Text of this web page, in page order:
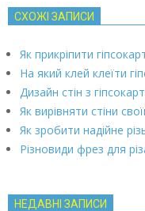
СХОЖІ ЗАПИСИ
Як прикріпити
На який клей клеїти
Дизайн стін з
Як вирівняти стіни
Як зробити надійне
Різновиди фрез для
НЕДАВНІ ЗАПИСИ